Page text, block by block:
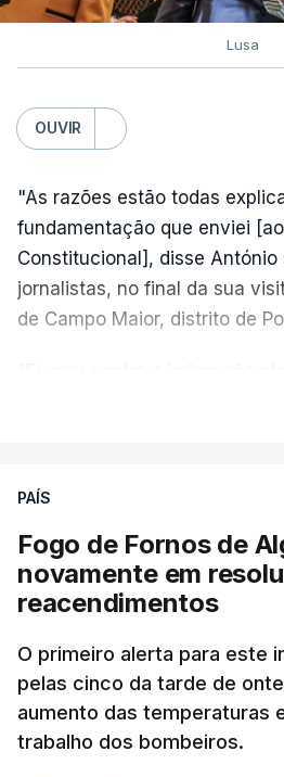
Lusa
OUVIR
"As razões estão todas
fundamentação que enviei
Constitucional], disse António
jornalistas, no final da sua
de Campo Maior, distrito de
nada disto é incompatível
crianças", acrescentou.
António José Seguro mostrou
ERRO100
PAÍS
Fogo de Fornos de
novamente em
reacendimentos
O primeiro alerta para este
pelas cinco da tarde de
aumento das temperaturas
trabalho dos bombeiros.